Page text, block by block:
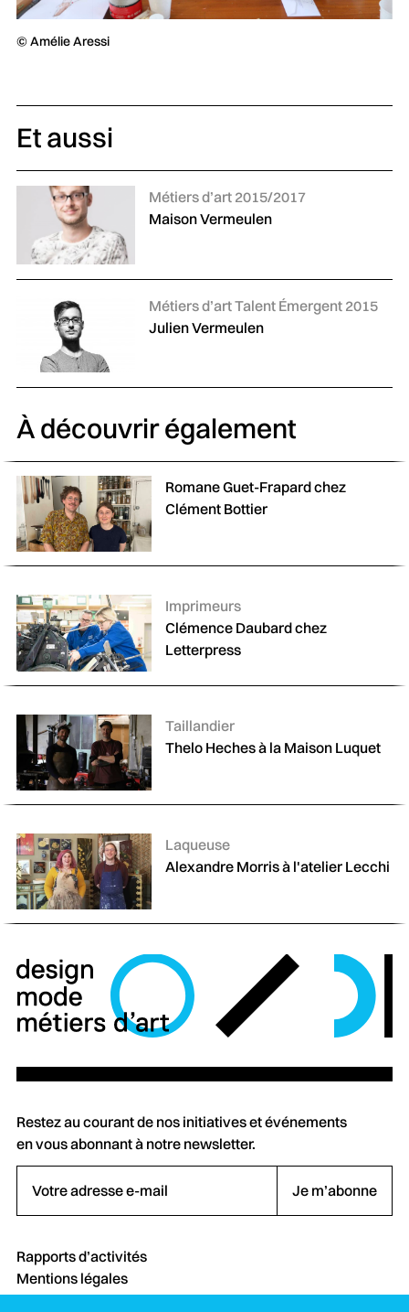
© Amélie Aressi
Et aussi
Catégories :
Métiers d’art 2015/2017
Maison Vermeulen
Catégories :
Métiers d’art Talent Émergent 2015
Julien Vermeulen
À découvrir également
Romane Guet-Frapard chez
Clément Bottier
Catégories :
Imprimeurs
Clémence Daubard chez
Letterpress
Catégories :
Taillandier
Thelo Heches à la Maison Luquet
Catégories :
Laqueuse
Alexandre Morris à l'atelier Lecchi
Restez au courant de nos initiatives et événements
en vous abonnant à notre newsletter.
Je m’abonne
Rapports d’activités
Mentions légales
Crédits